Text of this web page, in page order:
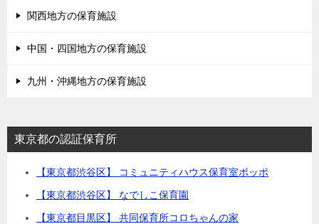
関西地方の保育施設
中国・四国地方の保育施設
九州・沖縄地方の保育施設
東京都の認証保育所
【東京都渋谷区】 コミュニティハウス保育室ポッポ
【東京都渋谷区】 なでしこ保育園
【東京都目黒区】 共同保育所コロちゃんの家